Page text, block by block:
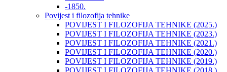
-1850.
Povijest i filozofija tehnike
POVIJEST I FILOZOFIJA TEHNIKE (2025.)
POVIJEST I FILOZOFIJA TEHNIKE (2023.)
POVIJEST I FILOZOFIJA TEHNIKE (2021.)
POVIJEST I FILOZOFIJA TEHNIKE (2020.)
POVIJEST I FILOZOFIJA TEHNIKE (2019.)
POVIJEST I FILOZOFIJA TEHNIKE (2018.)